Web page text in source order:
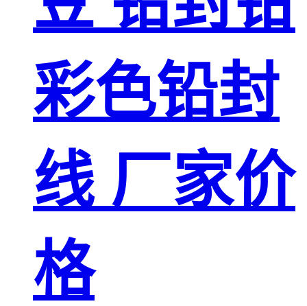
彩色铅封
线 厂家价
格